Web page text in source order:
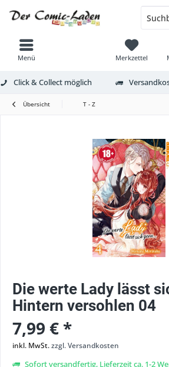
Menü Merkzettel
Click & Collect möglich
Übersicht T - Z
Die werte Lady lässt
Hintern versohlen 04
7,99 € *
inkl. MwSt.zzgl. Versandkosten
Sofort versandfertig, Lieferzeit ca. 1-2